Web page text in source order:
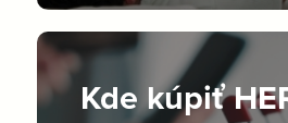
Kde kúpiť